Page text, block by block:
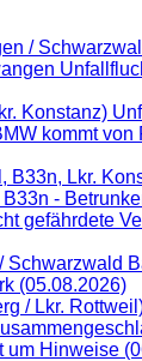
/
Konstanz)
kommt von
B33n, Lkr.
-
gefährdete
Schwarzwald
(05.08.2026)
/ Lkr.
um Hinweise